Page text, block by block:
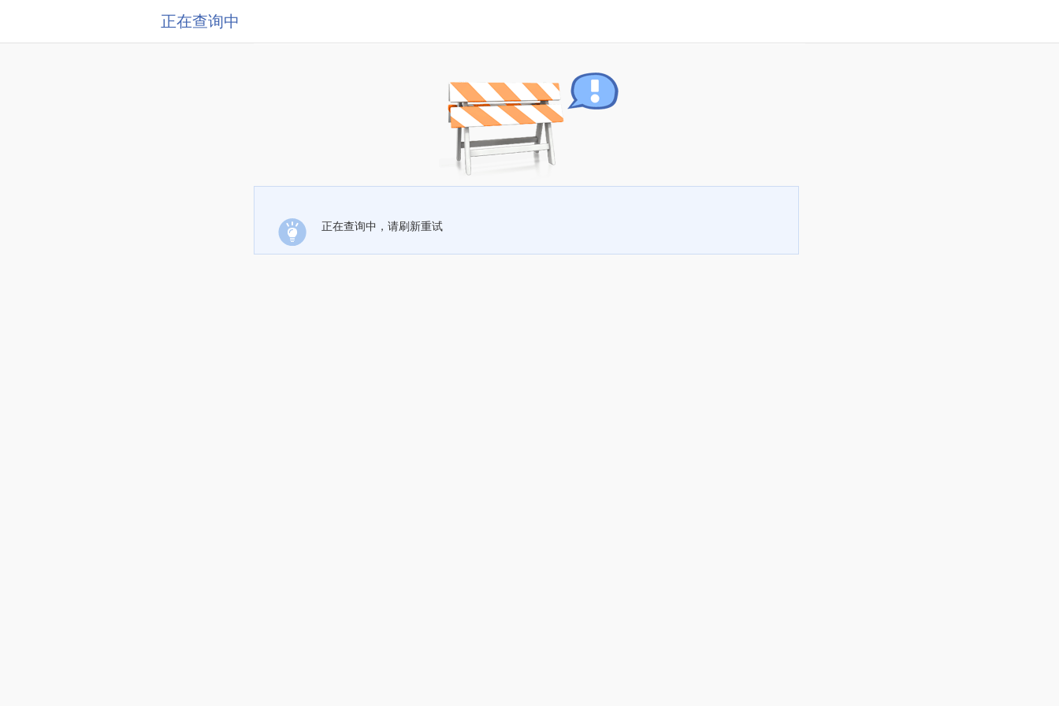
正在查询中
正在查询中，请刷新重试